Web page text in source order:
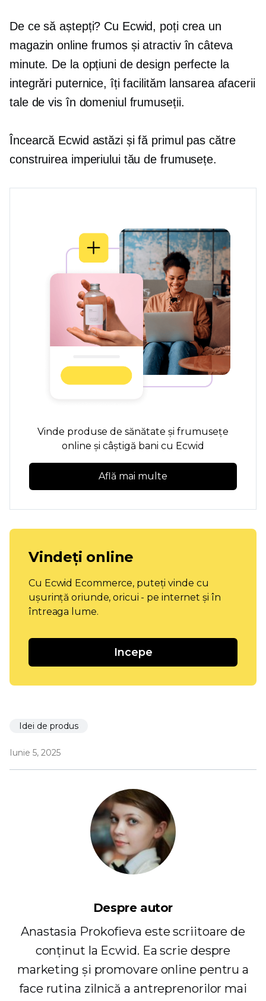
De ce să aștepți? Cu Ecwid, poți crea un
magazin online frumos și atractiv în câteva
minute. De la opțiuni de design perfecte la
integrări puternice, îți facilităm lansarea afacerii
tale de vis în domeniul frumuseții.
Încearcă Ecwid astăzi și fă primul pas către
construirea imperiului tău de frumusețe.
Vinde produse de sănătate și frumusețe
online și câștigă bani cu Ecwid
Află mai multe
Vindeți online
Cu Ecwid Ecommerce, puteți vinde cu
ușurință oriunde, oricui - pe internet și în
întreaga lume.
Incepe
Idei de produs
Iunie 5, 2025
Despre autor
Anastasia Prokofieva este scriitoare de
conținut la Ecwid. Ea scrie despre
marketing și promovare online pentru a
face rutina zilnică a antreprenorilor mai